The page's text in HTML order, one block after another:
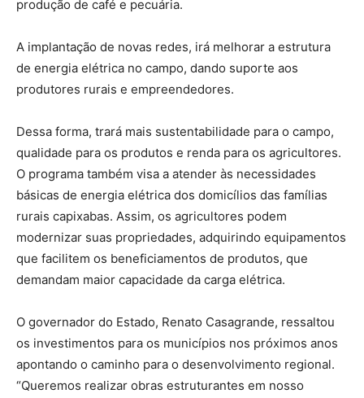
produção de café e pecuária.
A implantação de novas redes, irá melhorar a estrutura
de energia elétrica no campo, dando suporte aos
produtores rurais e empreendedores.
Dessa forma, trará mais sustentabilidade para o campo,
qualidade para os produtos e renda para os agricultores.
O programa também visa a atender às necessidades
básicas de energia elétrica dos domicílios das famílias
rurais capixabas. Assim, os agricultores podem
modernizar suas propriedades, adquirindo equipamentos
que facilitem os beneficiamentos de produtos, que
demandam maior capacidade da carga elétrica.
O governador do Estado, Renato Casagrande, ressaltou
os investimentos para os municípios nos próximos anos
apontando o caminho para o desenvolvimento regional.
“Queremos realizar obras estruturantes em nosso